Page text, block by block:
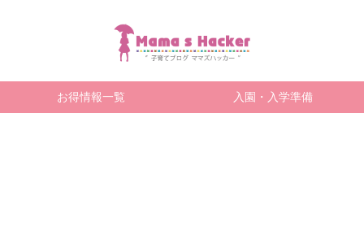
お得情報一覧 入園・入学準備